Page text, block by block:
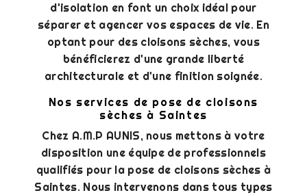
d'isolation en font un choix idéal pour
séparer et agencer vos espaces de vie. En
optant pour des cloisons sèches, vous
bénéficierez d'une grande liberté
architecturale et d'une finition soignée.
Nos services de pose de cloisons
sèches à Saintes
Chez A.M.P AUNIS, nous mettons à votre
disposition une équipe de professionnels
qualifiés pour la pose de cloisons sèches à
Saintes. Nous intervenons dans tous types